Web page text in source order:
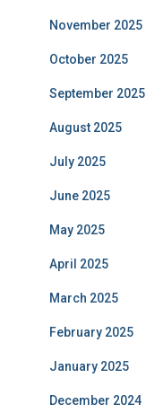
November 2025
October 2025
September 2025
August 2025
July 2025
June 2025
May 2025
April 2025
March 2025
February 2025
January 2025
December 2024